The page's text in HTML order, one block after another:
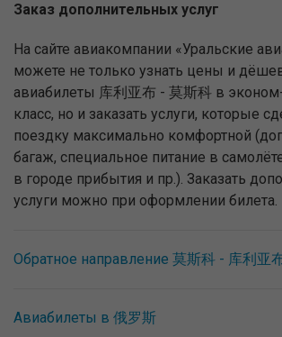
Заказ дополнительных услуг
На сайте авиакомпании «Уральские
можете не только узнать цены и
авиабилеты 库利亚布 - 莫斯科 в
класс, но и заказать услуги, которые
поездку максимально комфортной
багаж, специальное питание в
в городе прибытия и пр.). Заказать
услуги можно при оформлении билета.
Обратное направление 莫斯科 - 库利亚
Авиабилеты в 俄罗斯